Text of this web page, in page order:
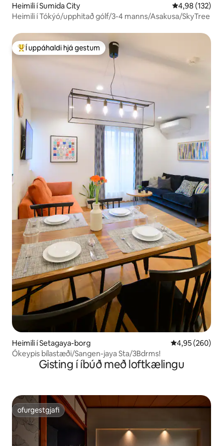
Heimili í Sumida City 4,98 af 5 í
4,98 (132)
Heimili í Tókýó/upphitað gólf/3-4 manns/Asakusa/SkyTree
Í mestu uppáhaldi hjá gestum
Í uppáhaldi hjá gestum
Heimili í Setagaya-borg 4,95 af 5 í
4,95 (260)
Ókeypis bílastæði/Sangen-jaya Sta/3Bdrms!
Gisting í íbúð með loftkælingu
ofurgestgjafi
ofurgestgjafi